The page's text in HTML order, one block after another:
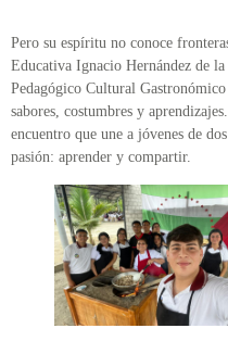
Pero su espíritu no conoce
Educativa Ignacio Hernández de
Pedagógico Cultural
sabores, costumbres y
encuentro que une a jóvenes de
pasión: aprender y compartir.